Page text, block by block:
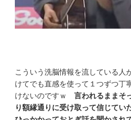
こういう洗脳情報を流している人
けてでも直感を使って１つずつ丁
けないのですｗ 言われるままそ
り額縁通りに受け取って信じてい